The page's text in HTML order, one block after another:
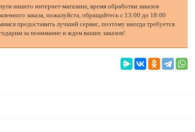
нашего интернет-магазина, время обработки заказов
заказа, пожалуйста, обращайтесь с 13:00 до 18:00
предоставить лучший сервис, поэтому иногда требуется
за понимание и ждем ваших заказов!